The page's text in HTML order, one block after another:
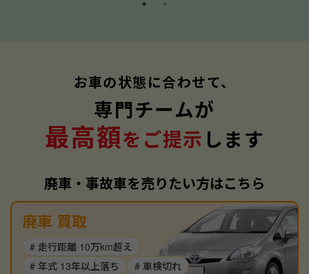
お車の状態に合わせて、
専門チームが
最高額をご提示 します
廃車・事故車を売りたい方はこちら
廃車 買取
# 走行距離 10万km超え
# 年式 13年以上落ち
# 車検切れ